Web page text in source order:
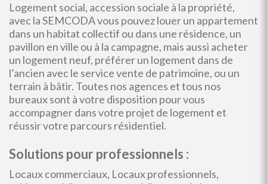
Logement social, accession sociale à la propriété,
avec la SEMCODA vous pouvez louer un appartement
dans un habitat collectif ou dans une résidence, un
pavillon en ville ou à la campagne, mais aussi acheter
un logement neuf, préférer un logement dans de
l’ancien avec le service vente de patrimoine, ou un
terrain à bâtir. Toutes nos agences et tous nos
bureaux sont à votre disposition pour vous
accompagner dans votre projet de logement et
réussir votre parcours résidentiel.
Solutions pour professionnels :
Locaux commerciaux, Locaux professionnels,